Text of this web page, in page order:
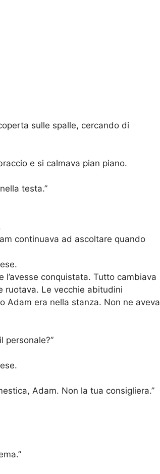
sulle spalle, cercando di
e si calmava pian piano.
testa.”
continuava ad ascoltare quando
conquistata. Tutto cambiava
ruotava. Le vecchie abitudini
Adam era nella stanza. Non ne aveva
personale?”
Adam. Non la tua consigliera.”